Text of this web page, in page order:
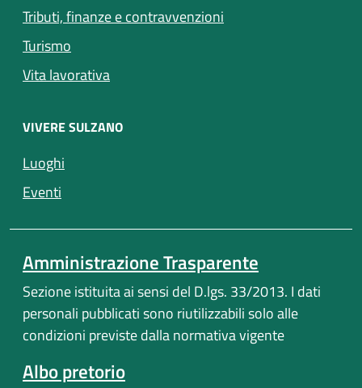
Tributi, finanze e contravvenzioni
Turismo
Vita lavorativa
VIVERE SULZANO
Luoghi
Eventi
Amministrazione Trasparente
Sezione istituita ai sensi del D.lgs. 33/2013. I dati
personali pubblicati sono riutilizzabili solo alle
condizioni previste dalla normativa vigente
Albo pretorio